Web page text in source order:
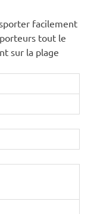
facilement
tout le
sur la plage